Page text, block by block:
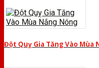
Đột Quỵ Gia Tăng Vào Mùa